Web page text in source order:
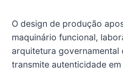
O design de produção
maquinário funcional,
arquitetura governamental
transmite autenticidade